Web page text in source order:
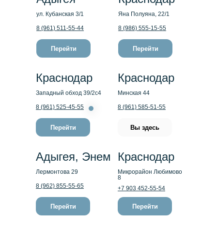
Перейти
Яна Полуяна, 22/1
8 (986) 555-15-55
ул. Кубанская 3/1
8 (961) 511-55-44
Перейти
Перейти
Краснодар
Микрорайон Любимово
8
+7 903 452-55-54
Перейти
Адыгея, Энем
Лермонтова 29
8 (962) 855-55-65
Вы здесь
Краснодар
Минская 44
8 (961) 585-51-55
Перейти
Краснодар
Западный обход 39/2с4
8 (961) 525-45-55